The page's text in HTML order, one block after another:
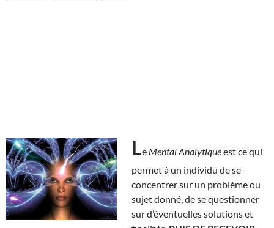
Le Mental Analytiqueest ce qui
permet à un individu de se
concentrer sur un problème ou
sujet donné, de se questionner
sur d’éventuelles solutions et